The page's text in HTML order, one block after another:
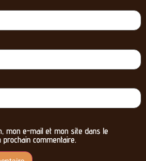
mon e-mail et mon site dans le
commentaire.